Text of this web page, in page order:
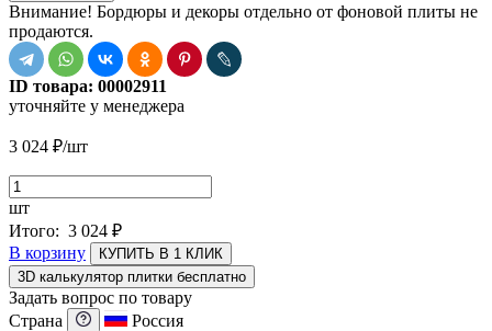
Внимание! Бордюры и декоры отдельно от фоновой плиты не
продаются.
ID товара: 00002911
уточняйте у менеджера
3 024 ₽/шт
шт
Итого: 3 024 ₽
В корзину
КУПИТЬ В 1 КЛИК
3D калькулятор плитки бесплатно
Задать вопрос по товару
Страна
Россия